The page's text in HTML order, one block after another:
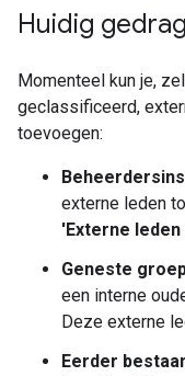
Huidig ​​gedrag
Momenteel kun je,
geclassificeerd,
toevoegen:
externe leden
'Externe
Geneste
een interne
Deze externe
Eerder